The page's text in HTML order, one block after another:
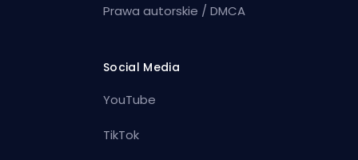
Prawa autorskie / DMCA
Social Media
YouTube
TikTok